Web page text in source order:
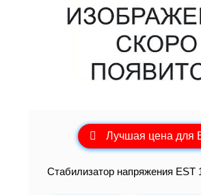
Лучшая цена для
Стабилизатор напряжения EST